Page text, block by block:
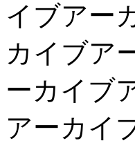
イブアー
カイブア
ーカイブ
アーカイ